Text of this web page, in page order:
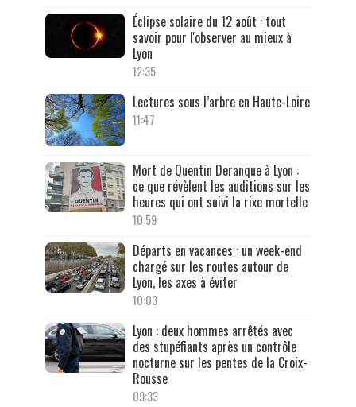
Éclipse solaire du 12 août : tout
savoir pour l'observer au mieux à
Lyon
12:35
Lectures sous l’arbre en Haute-Loire
11:47
Mort de Quentin Deranque à Lyon :
ce que révèlent les auditions sur les
heures qui ont suivi la rixe mortelle
10:59
Départs en vacances : un week-end
chargé sur les routes autour de
Lyon, les axes à éviter
10:03
Lyon : deux hommes arrêtés avec
des stupéfiants après un contrôle
nocturne sur les pentes de la Croix-
Rousse
09:33